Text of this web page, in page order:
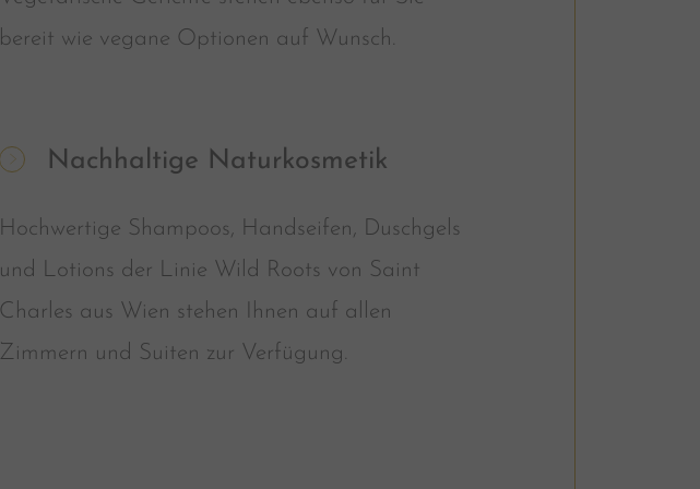
bereit wie vegane Optionen auf Wunsch.
Nachhaltige Naturkosmetik
Hochwertige Shampoos, Handseifen, Duschgels
und Lotions der Linie Wild Roots von Saint
Charles aus Wien stehen Ihnen auf allen
Zimmern und Suiten zur Verfügung.